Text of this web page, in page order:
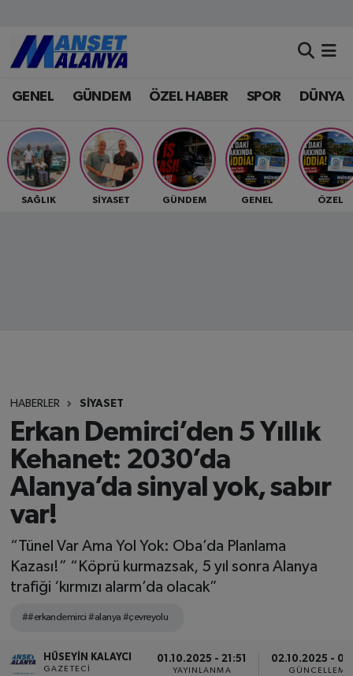
GENEL GÜNDEM ÖZEL HABER SPOR DÜNYA
SAĞLIK SİYASET GÜNDEM GENEL ÖZEL
HABERLER SİYASET
Erkan Demirci’den 5 Yıllık
Kehanet: 2030’da
Alanya’da sinyal yok, sabır
var!
“Tünel Var Ama Yol Yok: Oba’da Planlama
Kazası!” “Köprü kurmazsak, 5 yıl sonra Alanya
trafiği ‘kırmızı alarm’da olacak”
##erkandemirci #alanya #çevreyolu
HÜSEYIN KALAYCI
GAZETECI
01.10.2025 - 21:51
YAYINLANMA
02.10.2025 -
GÜNCELLEME
Antalya Nöbetçi Eczaneler
Antalya Hava Durumu
Antalya Namaz Vakitleri
Antalya Trafik Yoğunluk Haritası